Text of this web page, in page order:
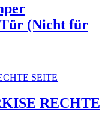
(Nicht für
RECHTE